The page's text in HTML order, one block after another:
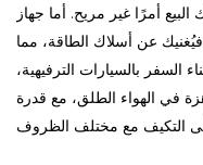
أمرًا غير مريح. أما جهاز
عن أسلاك الطاقة، مما
السفر بالسيارات الترفيهية،
في الهواء الطلق، مع قدرة